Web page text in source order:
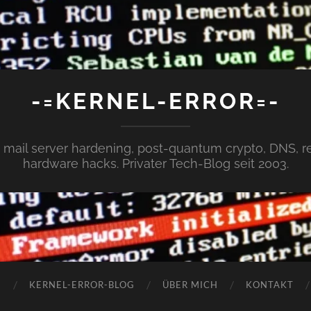
-=KERNEL-ERROR=-
mail server hardening, post-quantum crypto, DNS,
hardware hacks. Privater Tech-Blog seit 2003.
KERNEL-ERROR-BLOG ÜBER MICH KONTAKT